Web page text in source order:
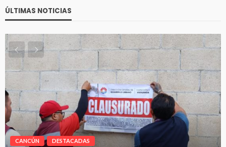
ÚLTIMAS NOTICIAS
CANCÚN DESTACADAS